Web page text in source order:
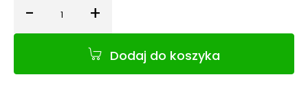
- Ilość +
Dodaj do koszyka